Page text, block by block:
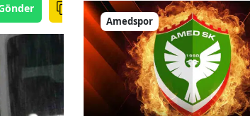
Amedspor